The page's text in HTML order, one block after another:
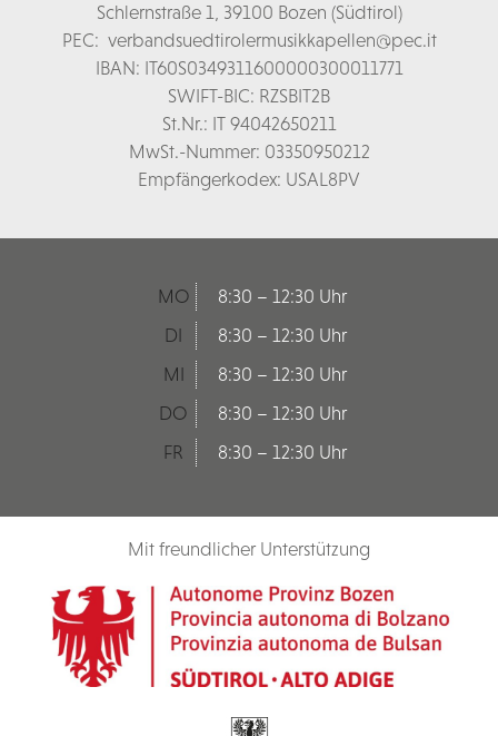
Schlernstraße 1, 39100 Bozen (Südtirol)
PEC: verbandsuedtirolermusikkapellen@pec.it
IBAN: IT60S0349311600000300011771
SWIFT-BIC: RZSBIT2B
St.Nr.: IT 94042650211
MwSt.-Nummer: 03350950212
Empfängerkodex: USAL8PV
MO
8:30 – 12:30 Uhr
DI
8:30 – 12:30 Uhr
MI
8:30 – 12:30 Uhr
DO
8:30 – 12:30 Uhr
FR
8:30 – 12:30 Uhr
Mit freundlicher Unterstützung